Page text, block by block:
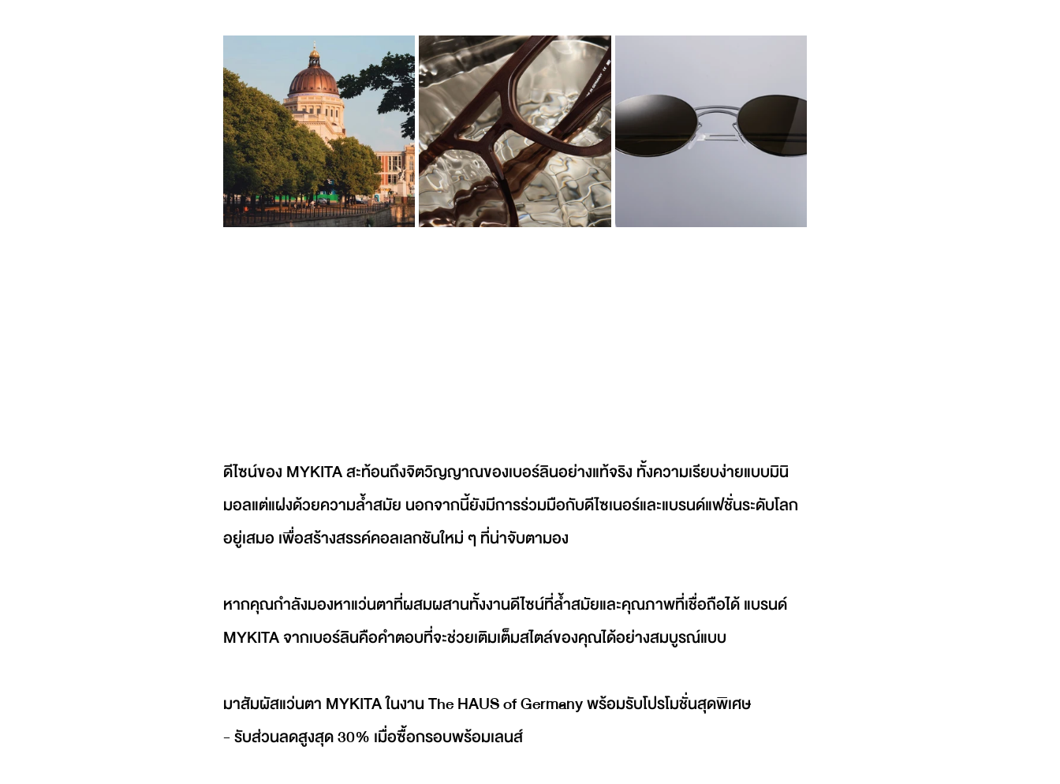
ดีไซน์ของ MYKITA สะท้อนถึงจิตวิญญาณของเบอร์ลินอย่างแท้จริง ทั้งความเรียบง่ายแบบมินิ
มอลแต่แฝงด้วยความล้ำสมัย นอกจากนี้ยังมีการร่วมมือกับดีไซเนอร์และแบรนด์แฟชั่นระดับโลก
อยู่เสมอ เพื่อสร้างสรรค์คอลเลกชันใหม่ ๆ ที่น่าจับตามอง
หากคุณกำลังมองหาแว่นตาที่ผสมผสานทั้งงานดีไซน์ที่ล้ำสมัยและคุณภาพที่เชื่อถือได้ แบรนด์
MYKITA จากเบอร์ลินคือคำตอบที่จะช่วยเติมเต็มสไตล์ของคุณได้อย่างสมบูรณ์แบบ
มาสัมผัสแว่นตา MYKITA ในงาน The HAUS of Germany พร้อมรับโปรโมชั่นสุดพิเศษ
- รับส่วนลดสูงสุด 30% เมื่อซื้อกรอบพร้อมเลนส์